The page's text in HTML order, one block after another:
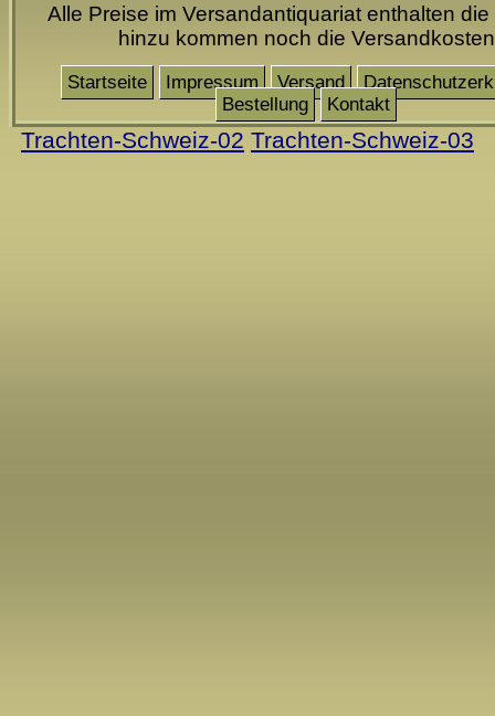
Alle Preise im Versandantiquariat enthalten die
hinzu kommen noch die Versandkosten
Startseite Impressum Versand
Bestellung
Kontakt
Trachten-Schweiz-02 Trachten-Schweiz-03